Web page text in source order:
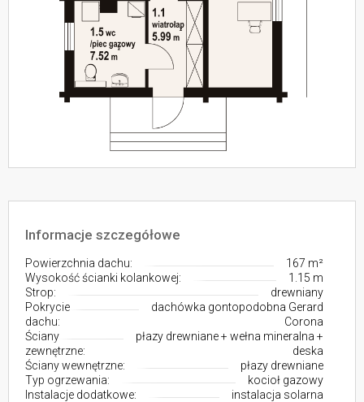
Informacje szczegółowe
Powierzchnia dachu:
167 m²
Wysokość ścianki kolankowej:
1.15 m
Strop:
drewniany
Pokrycie
dachu:
dachówka gontopodobna Gerard
Corona
Ściany
zewnętrzne:
płazy drewniane + wełna mineralna +
deska
Ściany wewnętrzne:
płazy drewniane
Typ ogrzewania:
kocioł gazowy
Instalacje dodatkowe:
instalacja solarna